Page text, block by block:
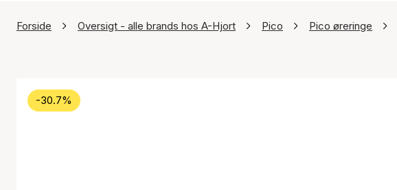
Forside Oversigt - alle brands hos A-Hjort Pico Pico øreringe
-30.7%